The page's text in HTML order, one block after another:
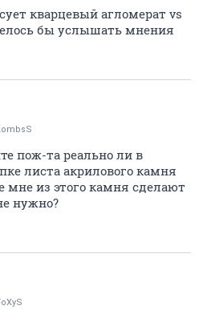
кварцевый агломерат vs
бы услышать мнения
пож-та реально ли в
листа акрилового камня
мне из этого камня сделают
нужно?